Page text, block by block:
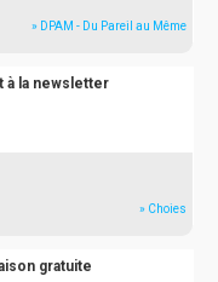
» DPAM - Du Pareil au Même
à la newsletter
» Choies
gratuite